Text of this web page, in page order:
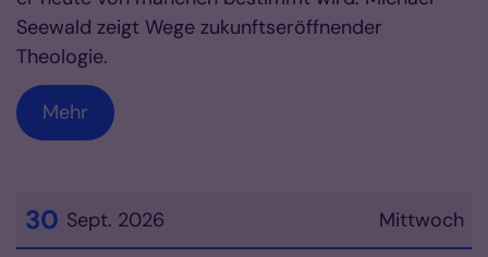
Seewald zeigt Wege zukunftseröffnender
Theologie.
Mehr
Mittwoch
30 Sept. 2026